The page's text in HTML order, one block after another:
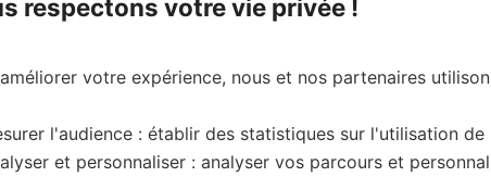
respectons votre vie privée !
votre expérience, nous et nos partenaires
l'audience : établir des statistiques sur l'utilisation
et personnaliser : analyser vos parcours et